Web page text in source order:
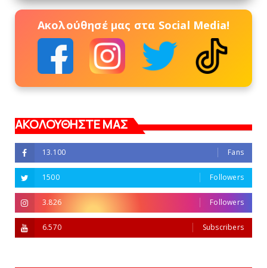
Ακολούθησέ μας στα Social Media!
ΑΚΟΛΟΥΘΗΣΤΕ ΜΑΣ
13.100 Fans
1500 Followers
3.826 Followers
6.570 Subscribers